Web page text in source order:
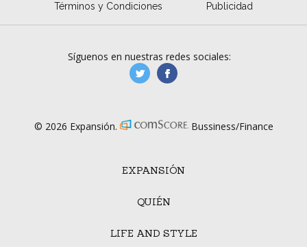
Términos y Condiciones Publicidad
EXPANSIÓN
QUIÉN
LIFE AND STYLE
Síguenos en nuestras redes sociales:
manufacturaGE
© 2026 Expansión. Bussiness/Finance